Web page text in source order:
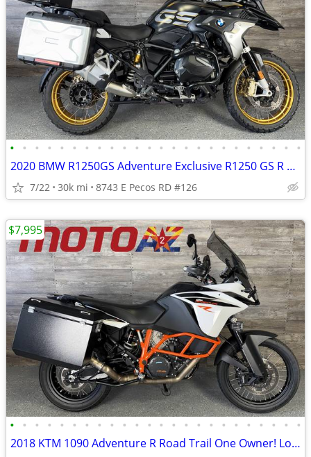
• • • • • • • • • • • • • • • • • • • • • • • •
2020 BMW R1250GS Adventure Exclusive R1250 GS R 1250 GSA Must See!
7/22 30k mi 8743 E Pecos RD #126
• • • • • • • • • • • • • • • • • • • • • • • •
2018 KTM 1090 Adventure R Road Trail One Owner! Low Miles! Must See!
$7,995